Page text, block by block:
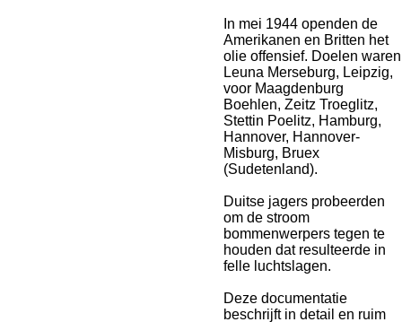
In mei 1944 openden de
Amerikanen en Britten het
olie offensief. Doelen waren
Leuna Merseburg, Leipzig,
voor Maagdenburg
Boehlen, Zeitz Troeglitz,
Stettin Poelitz, Hamburg,
Hannover, Hannover-
Misburg, Bruex
(Sudetenland).
Duitse jagers probeerden
om de stroom
bommenwerpers tegen te
houden dat resulteerde in
felle luchtslagen.
Deze documentatie
beschrijft in detail en ruim